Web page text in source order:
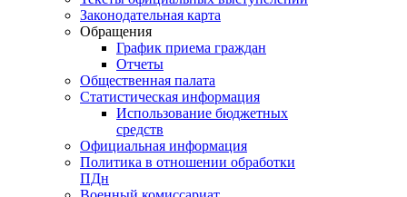
Законодательная карта
Обращения
График приема граждан
Отчеты
Общественная палата
Статистическая информация
Использование бюджетных
средств
Официальная информация
Политика в отношении обработки
ПДн